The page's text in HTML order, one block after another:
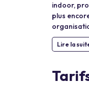
indoor,
plus
Lire la